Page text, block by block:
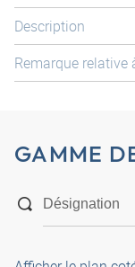
Description
Remarque
GAMME